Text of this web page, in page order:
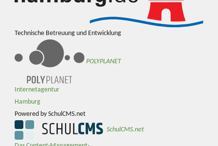
Technische Betreuung und Entwicklung
POLYPLANET
Internetagentur
Hamburg
Powered by SchulCMS.net
SchulCMS.net